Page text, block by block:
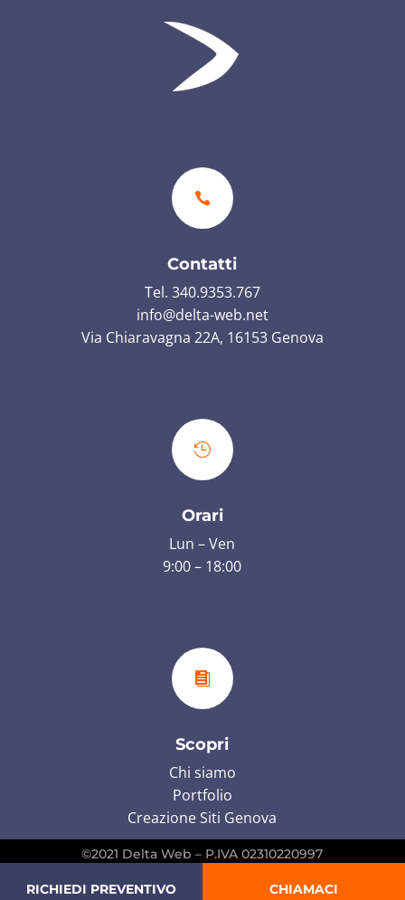

Contatti
Tel. 340.9353.767
info@delta-web.net
Via Chiaravagna 22A, 16153 Genova

Orari
Lun – Ven
9:00 – 18:00

Scopri
Chi siamo
Portfolio
Creazione Siti Genova
©2021 Delta Web – P.IVA 02310220997
RICHIEDI PREVENTIVO CHIAMACI